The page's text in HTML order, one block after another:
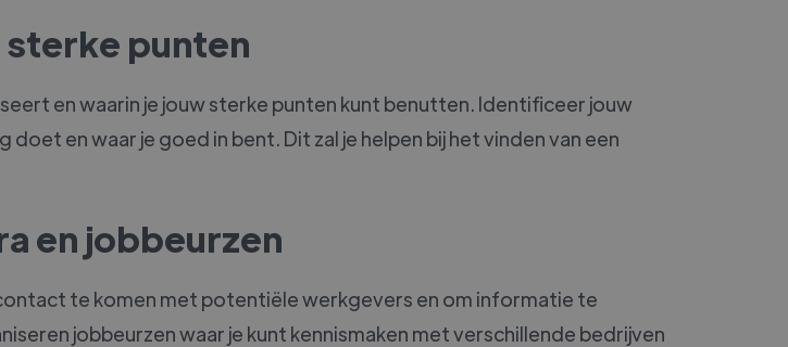
punten
en waarin je jouw sterke punten kunt benutten. Identificeer jouw
en waar je goed in bent. Dit zal je helpen bij het vinden van een
en jobbeurzen
te komen met potentiële werkgevers en om informatie te
jobbeurzen waar je kunt kennismaken met verschillende bedrijven